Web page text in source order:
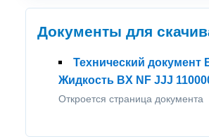
Документы для
Технический документ
Жидкость BX NF JJJ
Откроется страница документа